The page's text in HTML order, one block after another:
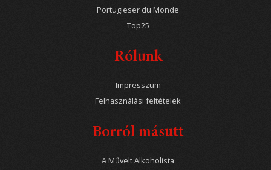
Portugieser du Monde
Top25
Rólunk
Impresszum
Felhasználási feltételek
Borról másutt
A Művelt Alkoholista